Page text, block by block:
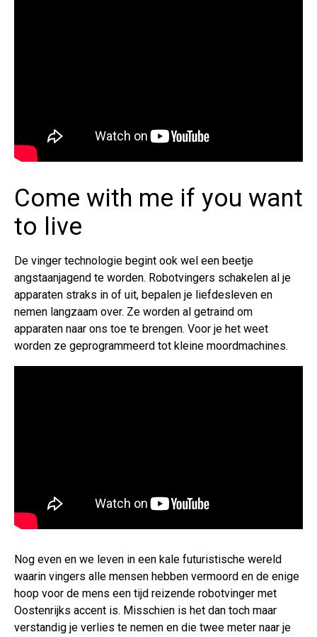
Come with me if you want
to live
De vinger technologie begint ook wel een beetje
angstaanjagend te worden. Robotvingers schakelen al je
apparaten straks in of uit, bepalen je liefdesleven en
nemen langzaam over. Ze worden al getraind om
apparaten naar ons toe te brengen. Voor je het weet
worden ze geprogrammeerd tot kleine moordmachines.
Nog even en we leven in een kale futuristische wereld
waarin vingers alle mensen hebben vermoord en de enige
hoop voor de mens een tijd reizende robotvinger met
Oostenrijks accent is. Misschien is het dan toch maar
verstandig je verlies te nemen en die twee meter naar je